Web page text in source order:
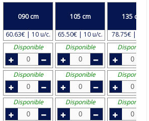
090 cm
60.63€ | 10 u/c.
105 cm
65.50€ | 10 u/c.
135 cm
78.75€ | 8
Disponible
Disponible Disponible
Disponible Disponible Disponible
Disponible Disponible Disponible